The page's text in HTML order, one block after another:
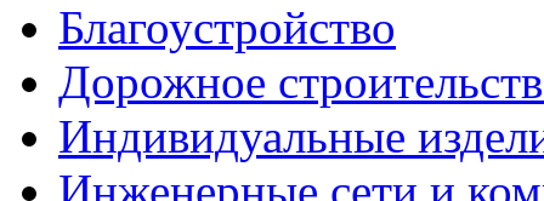
Благоустройство
Дорожное
Индивидуальные